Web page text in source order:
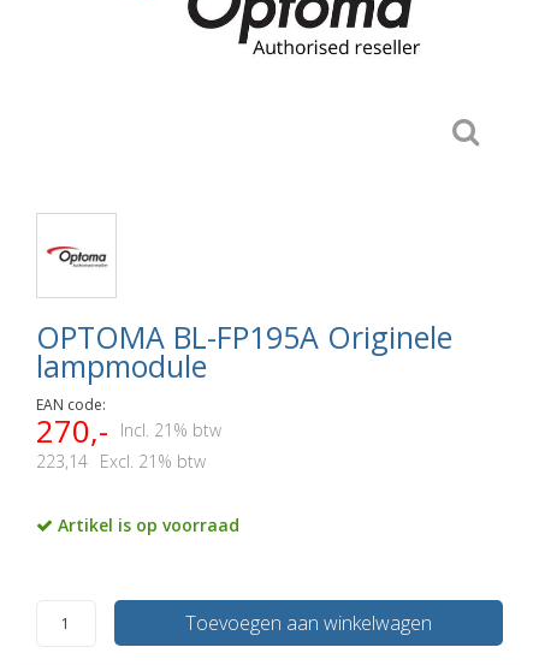
OPTOMA BL-FP195A Originele
lampmodule
EAN code:
270,-
Incl. 21% btw
223,14 Excl. 21% btw
Artikel is op voorraad
Toevoegen aan winkelwagen